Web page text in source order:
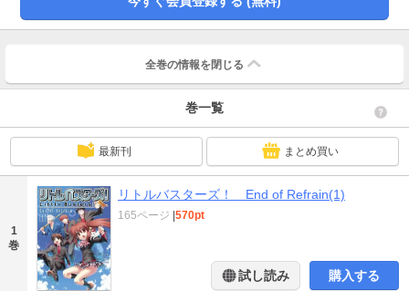
全巻の情報を 閉じる
巻一覧
最新刊 まとめ買い
1
巻
リトルバスターズ！ End of Refrain(1)
165ページ 570pt
試し読み 購入する